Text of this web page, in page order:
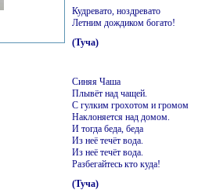
Кудревато, ноздревато
Летним дождиком богато!
(Туча)
Синяя Чаша
Плывёт над чащей.
С гулким грохотом и громом
Наклоняется над домом.
И тогда беда, беда
Из неё течёт вода.
Из неё течёт вода.
Разбегайтесь кто куда!
(Туча)